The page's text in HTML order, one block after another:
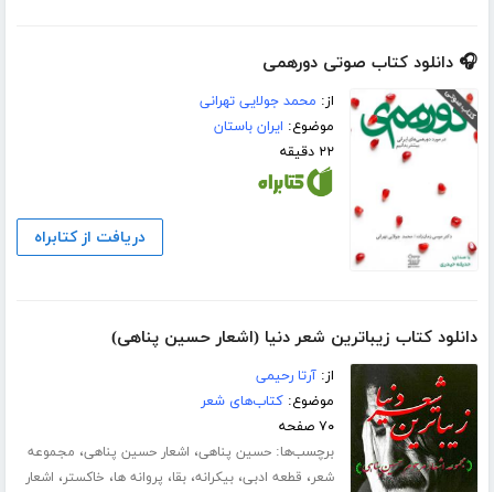
🎧 دانلود کتاب صوتی دورهمی
از: محمد جولایی تهرانی
موضوع: ایران باستان
۲۲ دقیقه
دریافت از کتابراه
دانلود کتاب زیباترین شعر دنیا (اشعار حسین پناهی)
از:آرتا رحیمی
موضوع:کتاب‌های شعر
۷۰ صفحه
برچسب‌ها:حسین پناهی، اشعار حسین پناهی، مجموعه
شعر، قطعه ادبی،بیکرانه،بقا، پروانه ها، خاکستر، اشعار